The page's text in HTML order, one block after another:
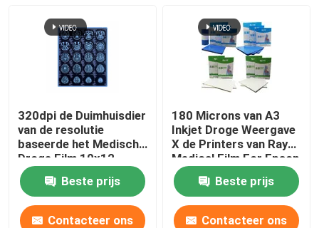
320dpi de Duimhuisdier
van de resolutie
baseerde het Medische
Droge Film 10x12
Thermische Printer
Film
Beste prijs
Contacteer ons
180 Microns van A3
Inkjet Droge Weergave
X de Printers van Ray
Medical Film For Epson
Canon
Beste prijs
Contacteer ons